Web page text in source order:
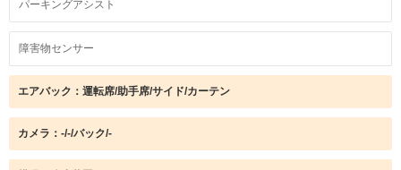
パーキングアシスト
障害物センサー
エアバック：運転席/助手席/サイド/カーテン
カメラ：-/-/バック/-